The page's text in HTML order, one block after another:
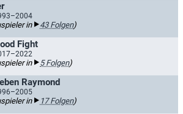
in 43 Folgen)
Fight
in 5 Folgen)
Raymond
in 17 Folgen)